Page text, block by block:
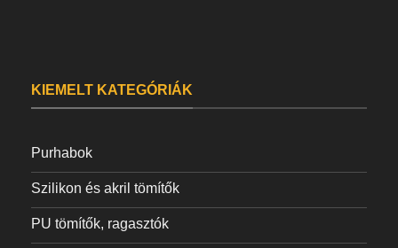
KIEMELT KATEGÓRIÁK
Purhabok
Szilikon és akril tömítők
PU tömítők, ragasztók